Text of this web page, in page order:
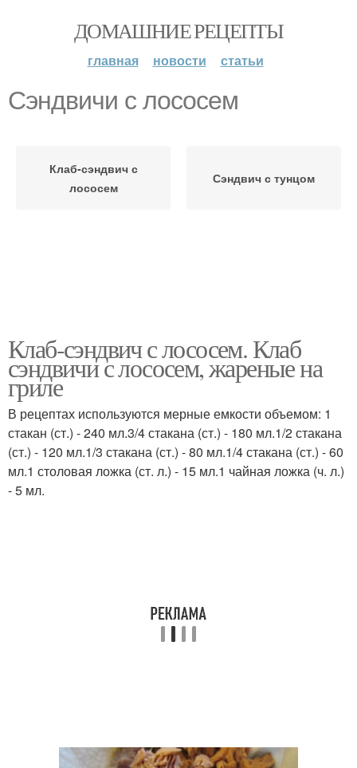
ДОМАШНИЕ РЕЦЕПТЫ
главная новости статьи
Сэндвичи с лососем
Клаб-сэндвич с
лососем
Сэндвич с тунцом
Клаб-сэндвич с лососем. Клаб
сэндвичи с лососем, жареные на
гриле
В рецептах используются мерные емкости объемом: 1
стакан (ст.) - 240 мл.3/4 стакана (ст.) - 180 мл.1/2 стакана
(ст.) - 120 мл.1/3 стакана (ст.) - 80 мл.1/4 стакана (ст.) - 60
мл.1 столовая ложка (ст. л.) - 15 мл.1 чайная ложка (ч. л.)
- 5 мл.